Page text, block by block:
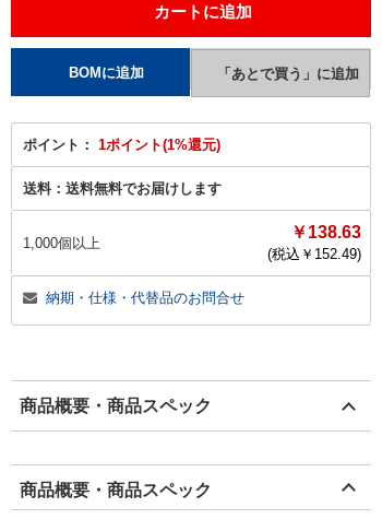
ポイント： 1ポイント(1%還元)
送料： 送料無料でお届けします
1,000個以上
￥138.63
(税込￥ 152.49)
納期・仕様・代替品のお問合せ
商品概要・商品スペック
商品概要・商品スペック